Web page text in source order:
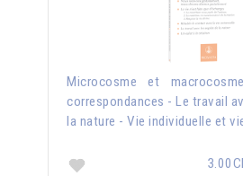
Microcosme et
correspondances - Le travail
la nature - Vie individuelle et